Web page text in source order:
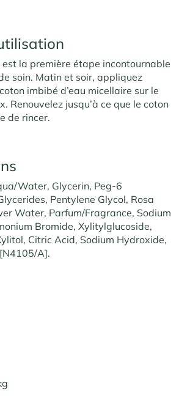
la première étape incontournable
soin. Matin et soir, appliquez
imbibé d’eau micellaire sur le
Renouvelez jusqu’à ce que le coton
de rincer.
Water, Glycerin, Peg-6
Pentylene Glycol, Rosa
Water, Parfum/Fragrance, Sodium
Bromide, Xylitylglucoside,
Citric Acid, Sodium Hydroxide,
A].